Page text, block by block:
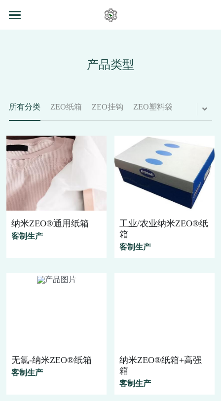
永续
关于
供应商
CDP申报问卷
LCA工具Q&A
全球官网
产品类型
所有分类 ZEO纸箱 ZEO挂钩 ZEO塑料袋
纳米ZEO®通用纸箱
客制生产
工业/农业纳米ZEO®纸
箱
客制生产
无氯-纳米ZEO®纸箱
客制生产
纳米ZEO®纸箱+高强
箱
客制生产